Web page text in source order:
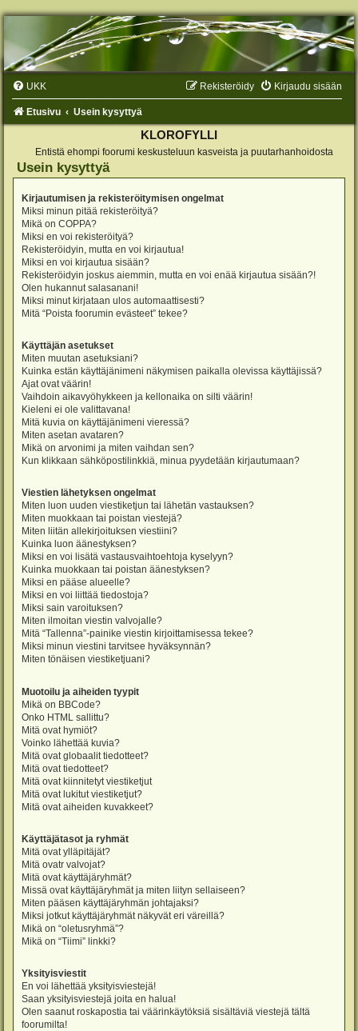
UKK Kirjaudu sisään
Rekisteröidy
Etusivu Usein kysyttyä
KLOROFYLLI
Entistä ehompi foorumi keskusteluun kasveista ja puutarhanhoidosta
Usein kysyttyä
Kirjautumisen ja rekisteröitymisen ongelmat
Miksi minun pitää rekisteröityä?
Mikä on COPPA?
Miksi en voi rekisteröityä?
Rekisteröidyin, mutta en voi kirjautua!
Miksi en voi kirjautua sisään?
Rekisteröidyin joskus aiemmin, mutta en voi enää kirjautua sisään?!
Olen hukannut salasanani!
Miksi minut kirjataan ulos automaattisesti?
Mitä “Poista foorumin evästeet” tekee?
Käyttäjän asetukset
Miten muutan asetuksiani?
Kuinka estän käyttäjänimeni näkymisen paikalla olevissa käyttäjissä?
Ajat ovat väärin!
Vaihdoin aikavyöhykkeen ja kellonaika on silti väärin!
Kieleni ei ole valittavana!
Mitä kuvia on käyttäjänimeni vieressä?
Miten asetan avataren?
Mikä on arvonimi ja miten vaihdan sen?
Kun klikkaan sähköpostilinkkiä, minua pyydetään kirjautumaan?
Viestien lähetyksen ongelmat
Miten luon uuden viestiketjun tai lähetän vastauksen?
Miten muokkaan tai poistan viestejä?
Miten liitän allekirjoituksen viestiini?
Kuinka luon äänestyksen?
Miksi en voi lisätä vastausvaihtoehtoja kyselyyn?
Kuinka muokkaan tai poistan äänestyksen?
Miksi en pääse alueelle?
Miksi en voi liittää tiedostoja?
Miksi sain varoituksen?
Miten ilmoitan viestin valvojalle?
Mitä “Tallenna”-painike viestin kirjoittamisessa tekee?
Miksi minun viestini tarvitsee hyväksynnän?
Miten tönäisen viestiketjuani?
Muotoilu ja aiheiden tyypit
Mikä on BBCode?
Onko HTML sallittu?
Mitä ovat hymiöt?
Voinko lähettää kuvia?
Mitä ovat globaalit tiedotteet?
Mitä ovat tiedotteet?
Mitä ovat kiinnitetyt viestiketjut
Mitä ovat lukitut viestiketjut?
Mitä ovat aiheiden kuvakkeet?
Käyttäjätasot ja ryhmät
Mitä ovat ylläpitäjät?
Mitä ovatr valvojat?
Mitä ovat käyttäjäryhmät?
Missä ovat käyttäjäryhmät ja miten liityn sellaiseen?
Miten pääsen käyttäjäryhmän johtajaksi?
Miksi jotkut käyttäjäryhmät näkyvät eri väreillä?
Mikä on “oletusryhmä”?
Mikä on “Tiimi” linkki?
Yksityisviestit
En voi lähettää yksityisviestejä!
Saan yksityisviestejä joita en halua!
Olen saanut roskapostia tai väärinkäytöksiä sisältäviä viestejä tältä
foorumilta!